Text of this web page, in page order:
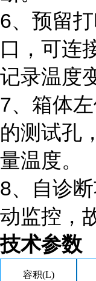
6、 预留
口，可连
记录温度
7、 箱体
的测试孔
量温度。
8、
自诊
动监控，
技术参数
容积(L)